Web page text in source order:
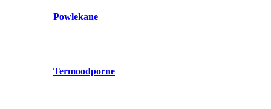
Powlekane
Termoodporne